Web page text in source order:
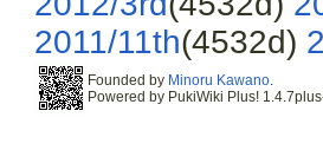
2011/11th(4532d)
Founded by Minoru Kawano.
Powered by PukiWiki Plus!